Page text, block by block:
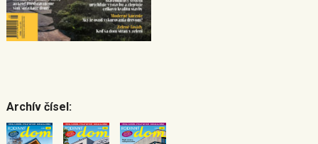
Archív čísel: